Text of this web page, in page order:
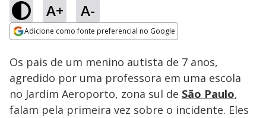
A+ A-
Adicione como fonte preferencial no Google
Ativar
Loaded
20.89%
Os pais de um menino autista de 7 anos,
agredido por uma professora em uma escola
no Jardim Aeroporto, zona sul de São Paulo,
falam pela primeira vez sobre o incidente. Eles